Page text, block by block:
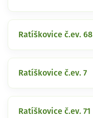
Ratíškovice č.ev. 68
Ratíškovice č.ev. 7
Ratíškovice č.ev. 71